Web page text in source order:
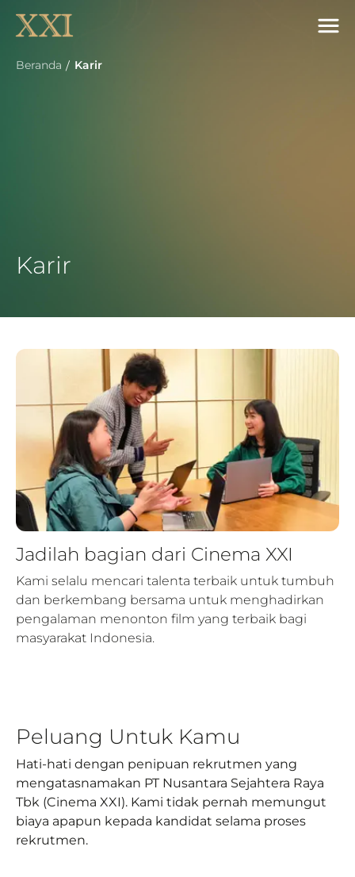
Beranda Karir
Karir
Jadilah bagian dari Cinema XXI
Kami selalu mencari talenta terbaik untuk tumbuh
dan berkembang bersama untuk menghadirkan
pengalaman menonton film yang terbaik bagi
masyarakat Indonesia.
Peluang Untuk Kamu
Hati-hati dengan penipuan rekrutmen yang
mengatasnamakan PT Nusantara Sejahtera Raya
Tbk (Cinema XXI). Kami tidak pernah memungut
biaya apapun kepada kandidat selama proses
rekrutmen.